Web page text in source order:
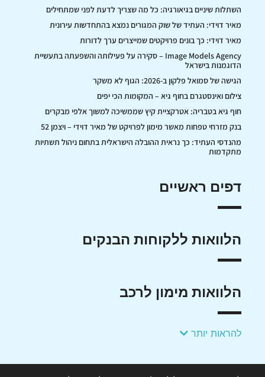
השתלות שיניים בגיאורגיה: כל מה שצריך לדעת לפני שמתחילים
מאיר דוידי: העתיד של שוק המגורים נמצא בהתחדשות עירונית
מאיר דוידי: כך בונים פרויקטים שמייצרים ערך לדורות
Image Models Agency – סקירה על פעילותה והשפעתה בתעשיית
הדוגמנות בישראל
הגישה של סמואל פלקון ב-2026: הגוף לא משקר
צילום ואינסטגרם בחוף גיא – המקומות הכי יפים
חוף גיא בטבריה: אטרקציית קיץ שממשיכה למשוך אלפי מבקרים
בנק מזרחי טפחות מאשר מימון לפרויקט של מאיר דוידי – ויצמן 52
מהנדסי העתיד: כך נראית ההובלה הישראלית בתחום ניהול תשתיות
מתקדמות
דפים ראשיים
הלוואות ללקוחות הבנקים
הלוואות מימון לרכב
להראות יותר